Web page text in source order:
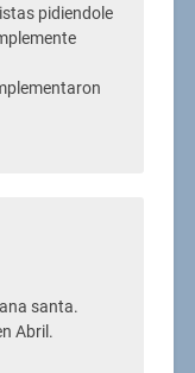
pidiendole
santa.
Abril.